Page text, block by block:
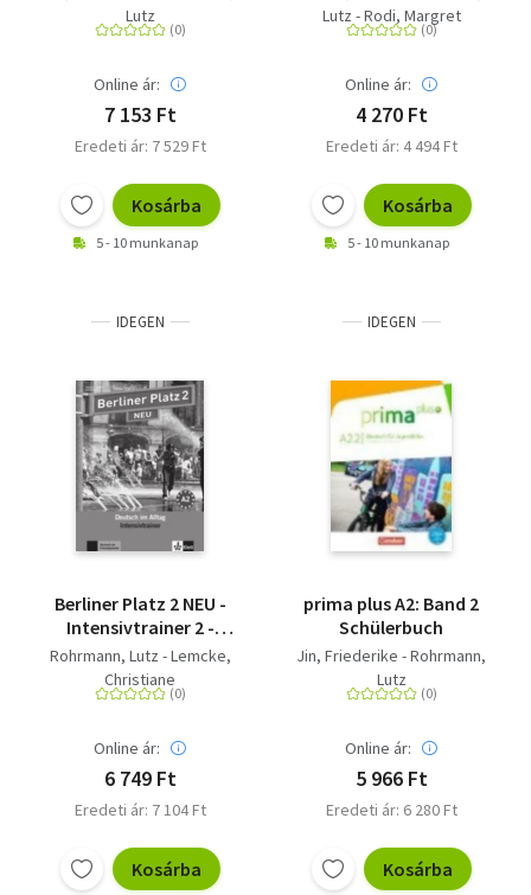
ROM - Mit interaktiven
Übungen auf scook.de
Lutz
Online ár:
7 153 Ft
Eredeti ár: 7 529 Ft
Kosárba
5 - 10 munkanap
Berufssprachkurse
Lutz - Rodi, Margret
Online ár:
4 270 Ft
Eredeti ár: 4 494 Ft
Kosárba
5 - 10 munkanap
IDEGEN
Berliner Platz 2 NEU -
Intensivtrainer 2 -
Deutsch im Alltag
Rohrmann, Lutz - Lemcke,
Christiane
Online ár:
6 749 Ft
Eredeti ár: 7 104 Ft
Kosárba
IDEGEN
prima plus A2: Band 2
Schülerbuch
Jin, Friederike - Rohrmann,
Lutz
Online ár:
5 966 Ft
Eredeti ár: 6 280 Ft
Kosárba